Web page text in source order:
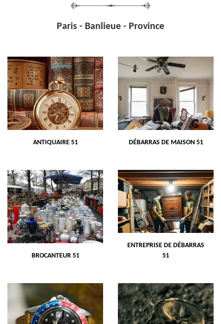
Paris - Banlieue - Province
ANTIQUAIRE 51 DÉBARRAS DE MAISON 51
BROCANTEUR 51
ENTREPRISE DE DÉBARRAS
51